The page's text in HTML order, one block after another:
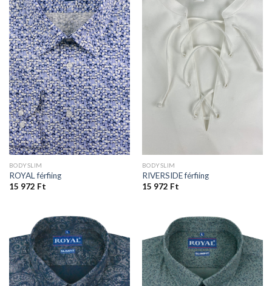
BODYSLIM
ROYAL férfiing
15 972 Ft
BODYSLIM
RIVERSIDE férfiing
15 972 Ft